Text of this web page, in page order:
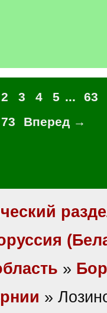
2 3 4 5 ...
63
73 Вперед →
»
»